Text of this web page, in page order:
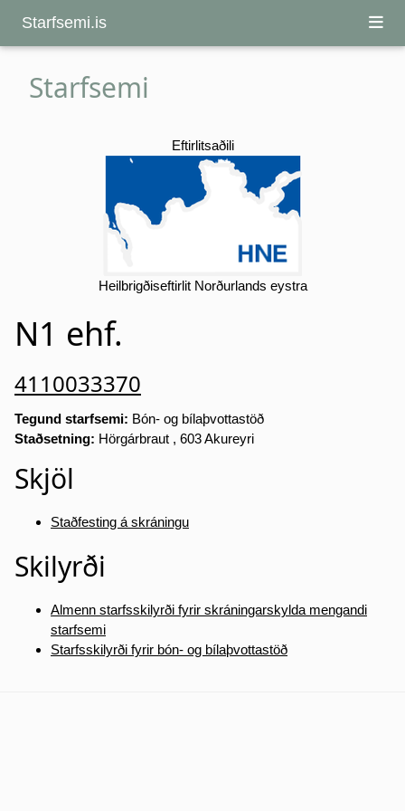
Starfsemi.is
Starfsemi
Eftirlitsaðili
Heilbrigðiseftirlit Norðurlands eystra
N1 ehf.
4110033370
Tegund starfsemi: Bón- og bílaþvottastöð
Staðsetning: Hörgárbraut , 603 Akureyri
Skjöl
Staðfesting á skráningu
Skilyrði
Almenn starfsskilyrði fyrir skráningarskylda mengandi
starfsemi
Starfsskilyrði fyrir bón- og bílaþvottastöð